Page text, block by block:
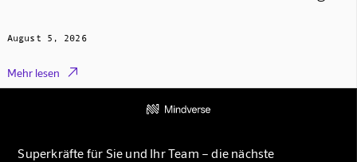
August 5, 2026
Mehr lesen 
Superkräfte für Sie und Ihr Team – die nächste